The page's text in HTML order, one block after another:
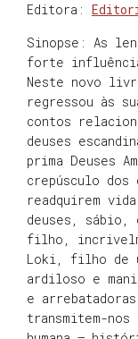
Editora:
Sinopse: As
forte influência
Neste novo
regressou às
contos
deuses
prima Deuses
crepúsculo dos
readquirem
deuses,
filho,
Loki, filho de
ardiloso e
e
transmitem-